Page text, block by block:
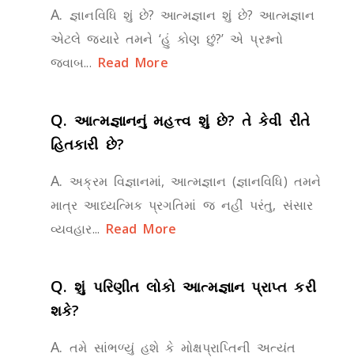
A.જ્ઞાનવિધિ શું છે? આત્મજ્ઞાન શું છે? આત્મજ્ઞાન
એટલે જ્યારે તમને ‘હું કોણ છું?’ એ પ્રશ્નનો
જવાબ... Read More
Q.આત્મજ્ઞાનનું મહત્ત્વ શું છે? તે કેવી રીતે
હિતકારી છે?
A. અક્રમ વિજ્ઞાનમાં, આત્મજ્ઞાન (જ્ઞાનવિધિ) તમને
માત્ર આધ્યત્મિક પ્રગતિમાં જ નહીં પરંતુ, સંસાર
વ્યવહાર... Read More
Q.શું પરિણીત લોકો આત્મજ્ઞાન પ્રાપ્ત કરી
શકે?
A.તમે સાંભળ્યું હશે કે મોક્ષપ્રાપ્તિની અત્યંત